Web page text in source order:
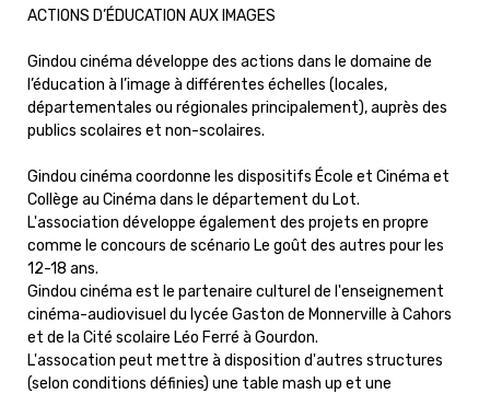
ACTIONS D’ÉDUCATION AUX IMAGES
Gindou cinéma développe des actions dans le domaine de
l’éducation à l’image à différentes échelles (locales,
départementales ou régionales principalement), auprès des
publics scolaires et non-scolaires.
Gindou cinéma coordonne les dispositifs École et Cinéma et
Collège au Cinéma dans le département du Lot.
L'association développe également des projets en propre
comme le concours de scénario Le goût des autres pour les
12-18 ans.
Gindou cinéma est le partenaire culturel de l'enseignement
cinéma-audiovisuel du lycée Gaston de Monnerville à Cahors
et de la Cité scolaire Léo Ferré à Gourdon.
L'assocation peut mettre à disposition d'autres structures
(selon conditions définies) une table mash up et une